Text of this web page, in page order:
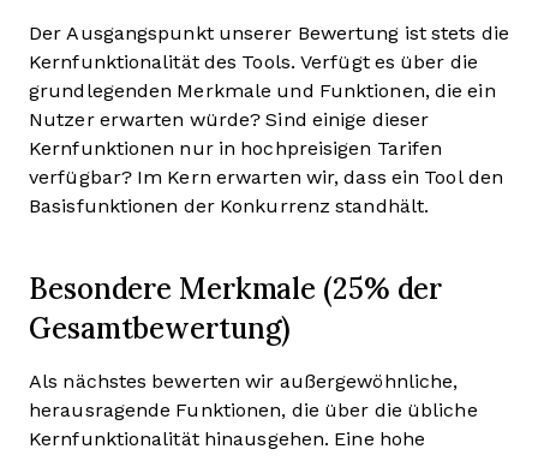
Der Ausgangspunkt unserer Bewertung ist stets die
Kernfunktionalität des Tools. Verfügt es über die
grundlegenden Merkmale und Funktionen, die ein
Nutzer erwarten würde? Sind einige dieser
Kernfunktionen nur in hochpreisigen Tarifen
verfügbar? Im Kern erwarten wir, dass ein Tool den
Basisfunktionen der Konkurrenz standhält.
Besondere Merkmale (25% der
Gesamtbewertung)
Als nächstes bewerten wir außergewöhnliche,
herausragende Funktionen, die über die übliche
Kernfunktionalität hinausgehen. Eine hohe